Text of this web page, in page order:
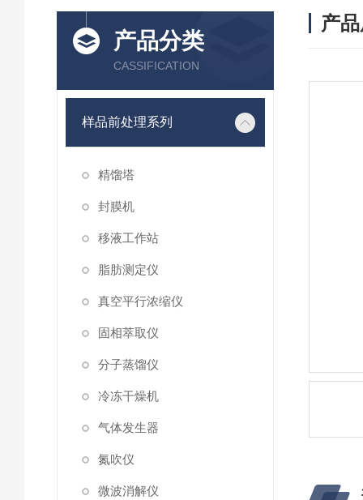
产品分类
CASSIFICATION
样品前处理系列
精馏塔
封膜机
移液工作站
脂肪测定仪
真空平行浓缩仪
固相萃取仪
分子蒸馏仪
冷冻干燥机
气体发生器
氮吹仪
微波消解仪
产